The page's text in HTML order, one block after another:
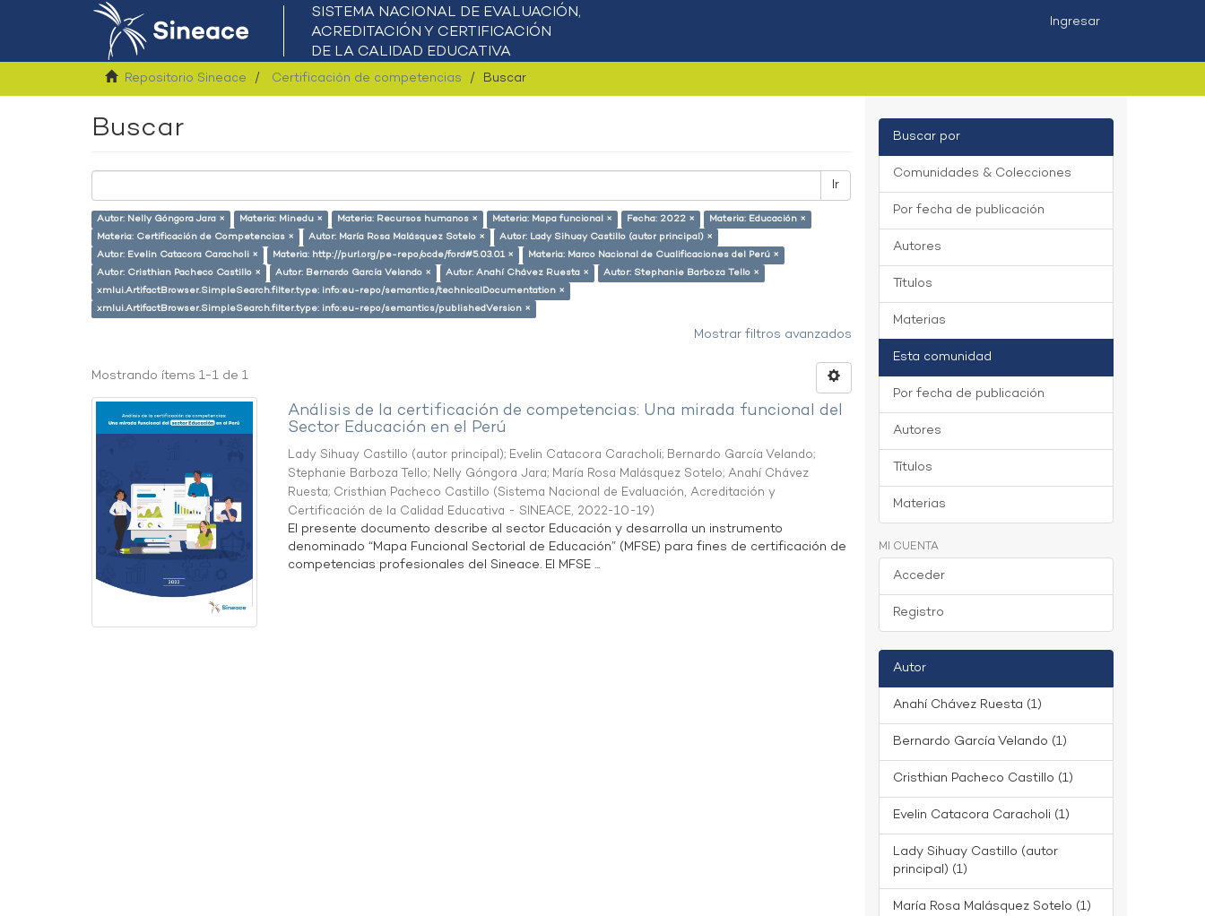
Ingresar
Repositorio Sineace Certificación de competencias Buscar
Buscar
Ir
Autor: Nelly Góngora Jara × Materia: Minedu × Materia: Recursos humanos × Materia: Mapa funcional × Fecha: 2022 ×
Materia: Educación ×
Materia: Certificación de Competencias ×
Autor: María Rosa Malásquez Sotelo ×
Autor: Lady Sihuay Castillo (autor principal) ×
Autor: Evelin Catacora Caracholi ×
Materia: http://purl.org/pe-repo/ocde/ford#5.03.01 ×
Materia: Marco Nacional de Cualificaciones del Perú ×
Autor: Cristhian Pacheco Castillo ×
Autor: Bernardo García Velando × Autor: Anahí Chávez Ruesta ×
Autor: Stephanie Barboza Tello ×
xmlui.ArtifactBrowser.SimpleSearch.filter.type: info:eu-repo/semantics/technicalDocumentation ×
xmlui.ArtifactBrowser.SimpleSearch.filter.type: info:eu-repo/semantics/publishedVersion ×
Mostrar filtros avanzados
Mostrando ítems 1-1 de 1
Análisis de la certificación de competencias: Una mirada funcional del
Sector Educación en el Perú
Lady Sihuay Castillo (autor principal); Evelin Catacora Caracholi; Bernardo García Velando;
Stephanie Barboza Tello; Nelly Góngora Jara; María Rosa Malásquez Sotelo;Anahí Chávez
Ruesta; Cristhian Pacheco Castillo (Sistema Nacional de Evaluación, Acreditación y
Certificación de la Calidad Educativa - SINEACE, 2022-10-19)
El presente documento describe al sector Educación y desarrolla un instrumento
denominado “Mapa Funcional Sectorial de Educación” (MFSE) para fines de certificación de
competencias profesionales del Sineace. El MFSE ...
Buscar por
Comunidades & Colecciones
Por fecha de publicación
Autores
Títulos
Materias
Esta comunidad
Por fecha de publicación
Autores
Títulos
Materias
MI CUENTA
Acceder
Registro
Autor
Anahí Chávez Ruesta (1)
Bernardo García Velando (1)
Cristhian Pacheco Castillo (1)
Evelin Catacora Caracholi (1)
Lady Sihuay Castillo (autor
principal) (1)
María Rosa Malásquez Sotelo (1)